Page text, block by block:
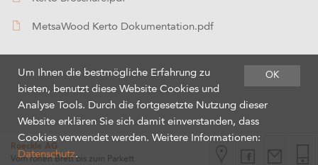
MetsaWood Kerto Dokumentation.pdf
Roeckle AG
Vom rohen Brett bis zum Parkett
OK
Um Ihnen die bestmögliche Erfahrung zu
bieten, benutzt diese Website Cookies und
Analyse Tools. Durch die fortgesetzte Nutzung dieser
Website erklären Sie sich damit einverstanden, dass
Cookies verwendet werden. Weitere Informationen:
Datenschutz.